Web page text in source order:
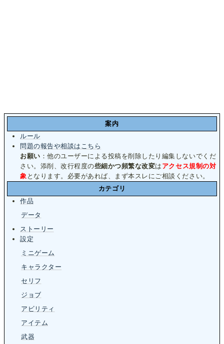
案内
ルール
問題の報告や相談はこちら
お願い ：他のユーザーによる投稿を削除したり編集しないでくだ
さい。添削、改行程度の些細かつ頻繁な改変は アクセス規制の対
象 となります。必要があれば、まず本スレにご相談ください。
カテゴリ
作品
データ
ストーリー
設定
ミニゲーム
キャラクター
セリフ
ジョブ
アビリティ
アイテム
武器